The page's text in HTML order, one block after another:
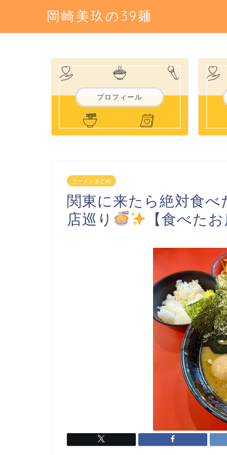
岡崎美玖の39麺
プロフィール
ラーメンまとめ
関東に来たら絶対食
店巡り
【食べた